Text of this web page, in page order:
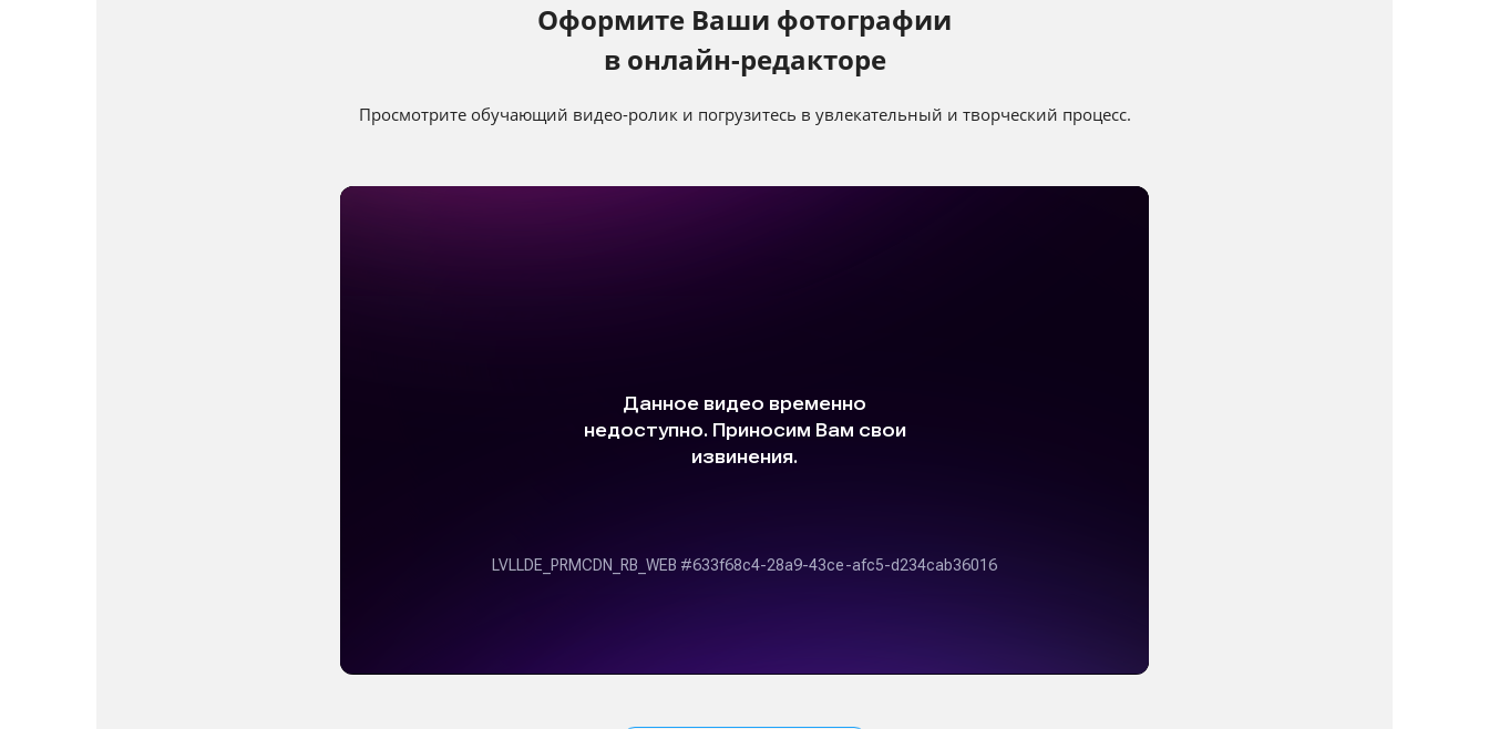
50x50 60x60 70x100
Оформите Ваши фотографии
в онлайн-редакторе
Просмотрите обучающий видео-ролик и погрузитесь в увлекательный и творческий процесс.